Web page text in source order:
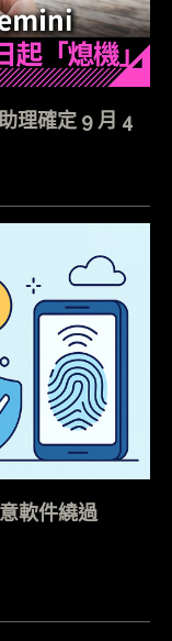
理確定 9 月 4
軟件繞過